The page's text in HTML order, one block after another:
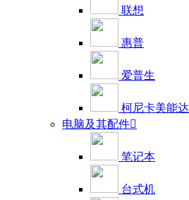
联想
惠普
爱普生
柯尼卡美能达
电脑及其配件
笔记本
台式机